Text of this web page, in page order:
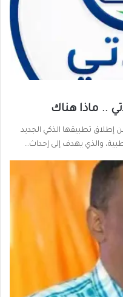
.. ماذا هناك
إطلاق تطبيقها الذكي الجديد
والذي يهدف إلى إحداث…